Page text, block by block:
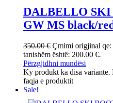
DALBELLO SKI
GW MS black/
350.00€ Çmimi origjinal qe:
tanishëm është: 200.00 €.
Përzgjidhni mundësi
Ky produkt ka disa variante.
faqja e produktit
Sale!